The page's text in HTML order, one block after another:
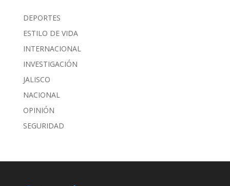
DEPORTES
ESTILO DE VIDA
INTERNACIONAL
INVESTIGACIÓN
JALISCO
NACIONAL
OPINIÓN
SEGURIDAD